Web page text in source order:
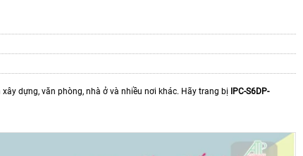
dựng, văn phòng, nhà ở và nhiều nơi khác. Hãy trang bị
IPC-S6DP-